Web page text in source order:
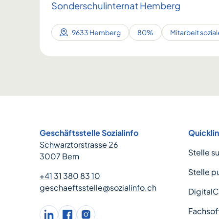
Sonderschulinternat Hemberg
9633 Hemberg 80% Mitarbeit
Geschäftsstelle Sozialinfo
Schwarztorstrasse 26
3007 Bern
+41 31 380 83 10
geschaeftsstelle@sozialinfo.ch
Stelle
Stelle